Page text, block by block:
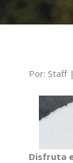
Por: Staff
Disfruta